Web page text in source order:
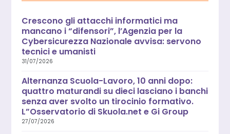
Crescono gli attacchi informatici ma
mancano i “difensori”, l’Agenzia per la
Cybersicurezza Nazionale avvisa: servono
tecnici e umanisti
31/07/2026
Alternanza Scuola-Lavoro, 10 anni dopo:
quattro maturandi su dieci lasciano i banchi
senza aver svolto un tirocinio formativo.
L”Osservatorio di Skuola.net e Gi Group
27/07/2026